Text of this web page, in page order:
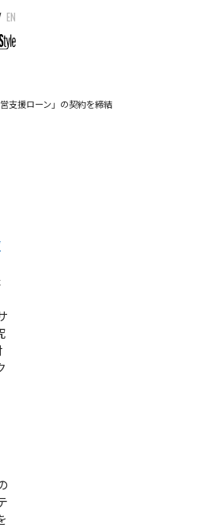
EN
支援ローン」の契約を締結